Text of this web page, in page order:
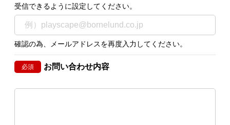
受信できるように設定してください。
確認の為、メールアドレスを再度入力してください。
必須 お問い合わせ内容